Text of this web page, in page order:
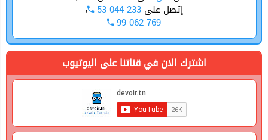
إتصل على 53 044 233 ،
99 062 769
اشترك الان في قناتنا على اليوتيوب